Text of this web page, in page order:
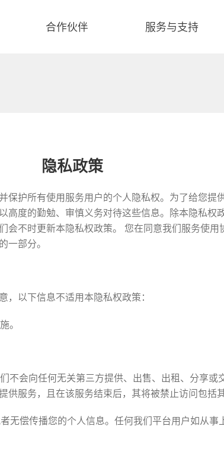
合作伙伴 服务与支持
隐私政策
护所有使用服务用户的个人隐私权。为了给您提
高度的勤勉、审慎义务对待这些信息。除本隐私权
会不时更新本隐私权政策。 您在同意我们服务使
一部分。
，以下信息不适用本隐私权政策：
。
不会向任何无关第三方提供、出售、出租、分享或
服务，且在该服务结束后，其将被禁止访问包括
无偿传播您的个人信息。任何我们平台用户如从